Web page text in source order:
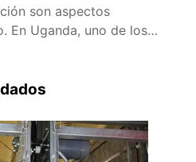
son aspectos
En Uganda, uno de los
es una solución que
avícolas […]